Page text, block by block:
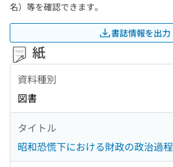
名）等を確認できます。
書誌情報を出力
紙
資料種別
図書
タイトル
昭和恐慌下における財政の政治過程